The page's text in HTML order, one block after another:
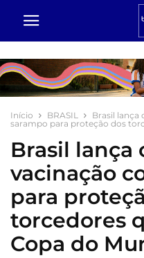
Início BRASIL
Brasil lança
sarampo para proteção dos
Brasil lança
vacinação
para
torcedores
Copa do